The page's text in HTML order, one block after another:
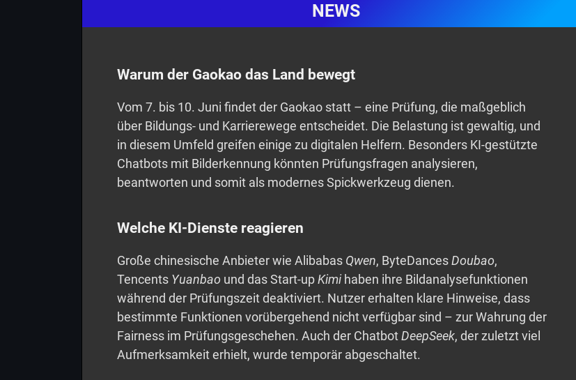
NEWS
Warum der Gaokao das Land bewegt
Vom 7. bis 10. Juni findet der Gaokao statt – eine Prüfung, die maßgeblich
über Bildungs- und Karrierewege entscheidet. Die Belastung ist gewaltig, und
in diesem Umfeld greifen einige zu digitalen Helfern. Besonders KI-gestützte
Chatbots mit Bilderkennung könnten Prüfungsfragen analysieren,
beantworten und somit als modernes Spickwerkzeug dienen.
Welche KI-Dienste reagieren
Große chinesische Anbieter wie Alibabas Qwen, ByteDancesDoubao,
Tencents Yuanbao und das Start-upKimi haben ihre Bildanalysefunktionen
während der Prüfungszeit deaktiviert. Nutzer erhalten klare Hinweise, dass
bestimmte Funktionen vorübergehend nicht verfügbar sind – zur Wahrung der
Fairness im Prüfungsgeschehen. Auch der ChatbotDeepSeek, der zuletzt viel
Aufmerksamkeit erhielt, wurde temporär abgeschaltet.